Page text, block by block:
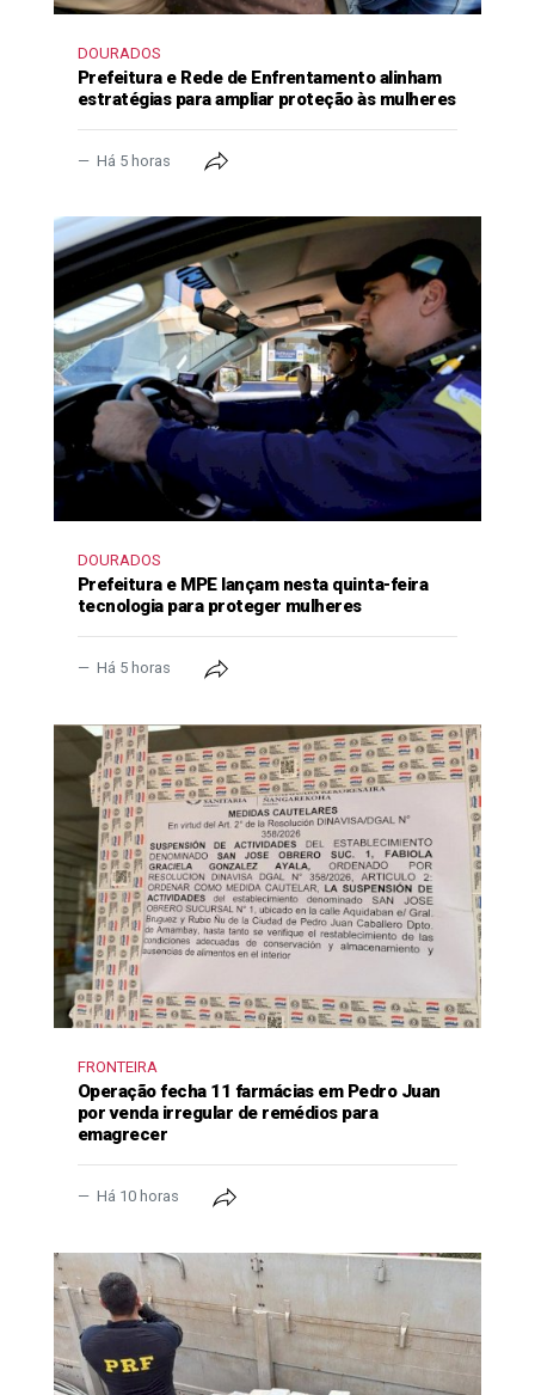
DOURADOS
Prefeitura e Rede de Enfrentamento alinham
estratégias para ampliar proteção às mulheres
Há 5 horas
DOURADOS
Prefeitura e MPE lançam nesta quinta-feira
tecnologia para proteger mulheres
Há 5 horas
FRONTEIRA
Operação fecha 11 farmácias em Pedro Juan
por venda irregular de remédios para
emagrecer
Há 10 horas